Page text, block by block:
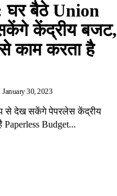
घर बैठे Union
केंद्रीय बजट,
काम करता है
January 30, 2023
से देख सकेंगे पेपरलेस केंद्रीय
Budget...